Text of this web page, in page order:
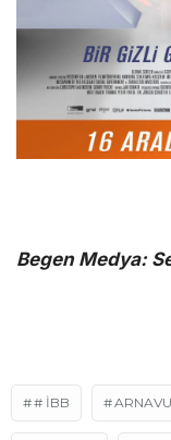
Begen Medya:
# IBB